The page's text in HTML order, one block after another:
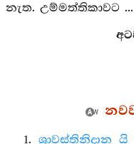
නැත. උම්මත්තිකාවට
1. ශ්‍රාවස්තිනිදාන යි